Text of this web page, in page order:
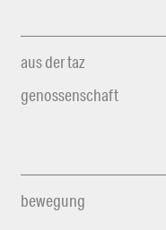
aus der taz
genossenschaft
bewegung